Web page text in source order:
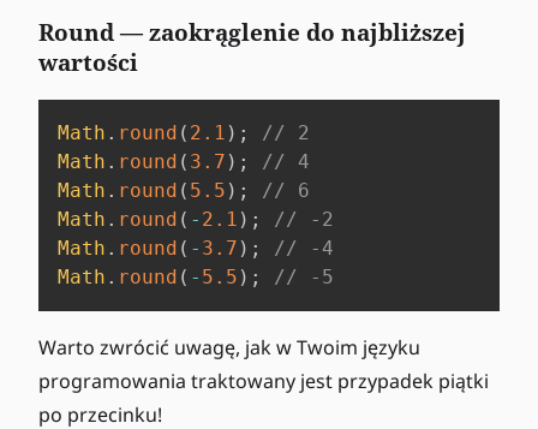
Round — zaokrąglenie do najbliższej
wartości
Math . round ( 2.1 ) ;
// 2
Math . round ( 3.7 ) ;
// 4
Math . round ( 5.5 ) ;
// 6
Math . round ( - 2.1 ) ;
// -2
Math . round ( - 3.7 ) ;
// -4
Math . round ( - 5.5 ) ; // -5
Warto zwrócić uwagę, jak w Twoim języku
programowania traktowany jest przypadek piątki
po przecinku!